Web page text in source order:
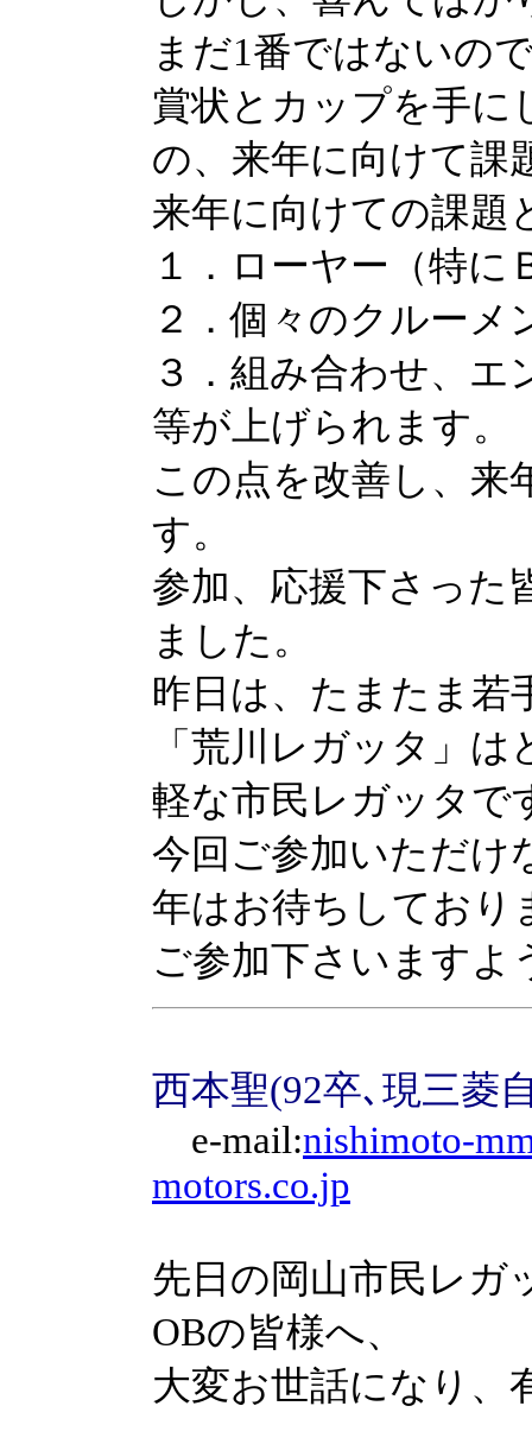
まだ1番ではないの
賞状とカップを手に
の、来年に向けて課
来年に向けての課題
１．ローヤー（特に
２．個々のクルーメ
３．組み合わせ、エ
等が上げられます。
この点を改善し、来
す。
参加、応援下さった
ました。
昨日は、たまたま若
「荒川レガッタ」
軽な市民レガッタで
今回ご参加いただけ
年はお待ちしており
ご参加下さいます
西本聖(92卒､現三菱
e-mail:nishimoto-
motors.co.jp
先日の岡山市民レガ
OBの皆様へ、
大変お世話になり、